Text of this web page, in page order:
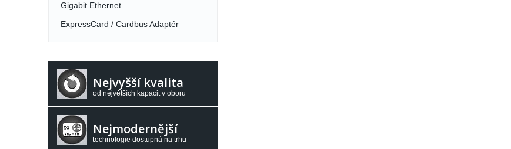
Gigabit Ethernet
ExpressCard / Cardbus Adaptér
Nejvyšší kvalita
od největších kapacit v oboru
Nejmodernější
technologie dostupná na trhu